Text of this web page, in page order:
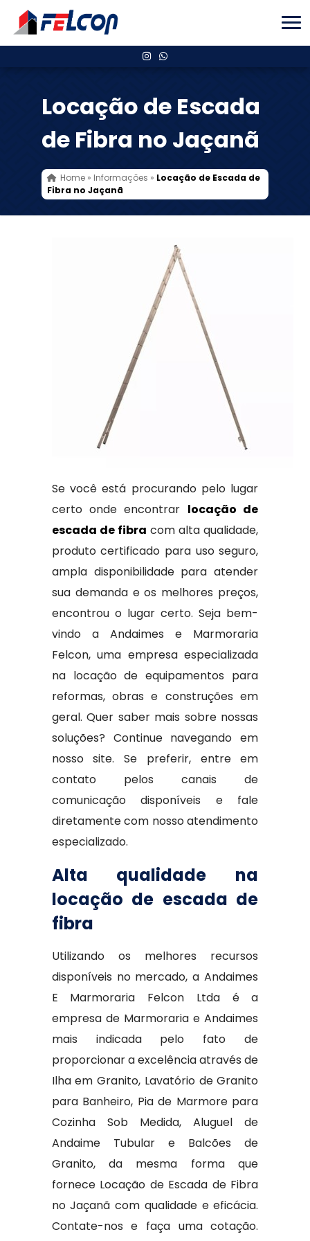
Locação de Escada
de Fibra no Jaçanã
Home» Informações » Locação de Escada de
Fibra no Jaçanã
Se você está procurando pelo lugar
certo onde encontrar locação de
escada de fibra com alta qualidade,
produto certificado para uso seguro,
ampla disponibilidade para atender
sua demanda e os melhores preços,
encontrou o lugar certo. Seja bem-
vindo a Andaimes e Marmoraria
Felcon, uma empresa especializada
na locação de equipamentos para
reformas, obras e construções em
geral. Quer saber mais sobre nossas
soluções? Continue navegando em
nosso site. Se preferir, entre em
contato pelos canais de
comunicação disponíveis e fale
diretamente com nosso atendimento
especializado.
Alta qualidade na
locação de escada de
fibra
Utilizando os melhores recursos
disponíveis no mercado, a Andaimes
E Marmoraria Felcon Ltda é a
empresa de Marmoraria e Andaimes
mais indicada pelo fato de
proporcionar a excelência através de
Ilha em Granito, Lavatório de Granito
para Banheiro, Pia de Marmore para
Cozinha Sob Medida, Aluguel de
Andaime Tubular e Balcões de
Granito, da mesma forma que
fornece Locação de Escada de Fibra
no Jaçanã com qualidade e eficácia.
Contate-nos e faça uma cotação.